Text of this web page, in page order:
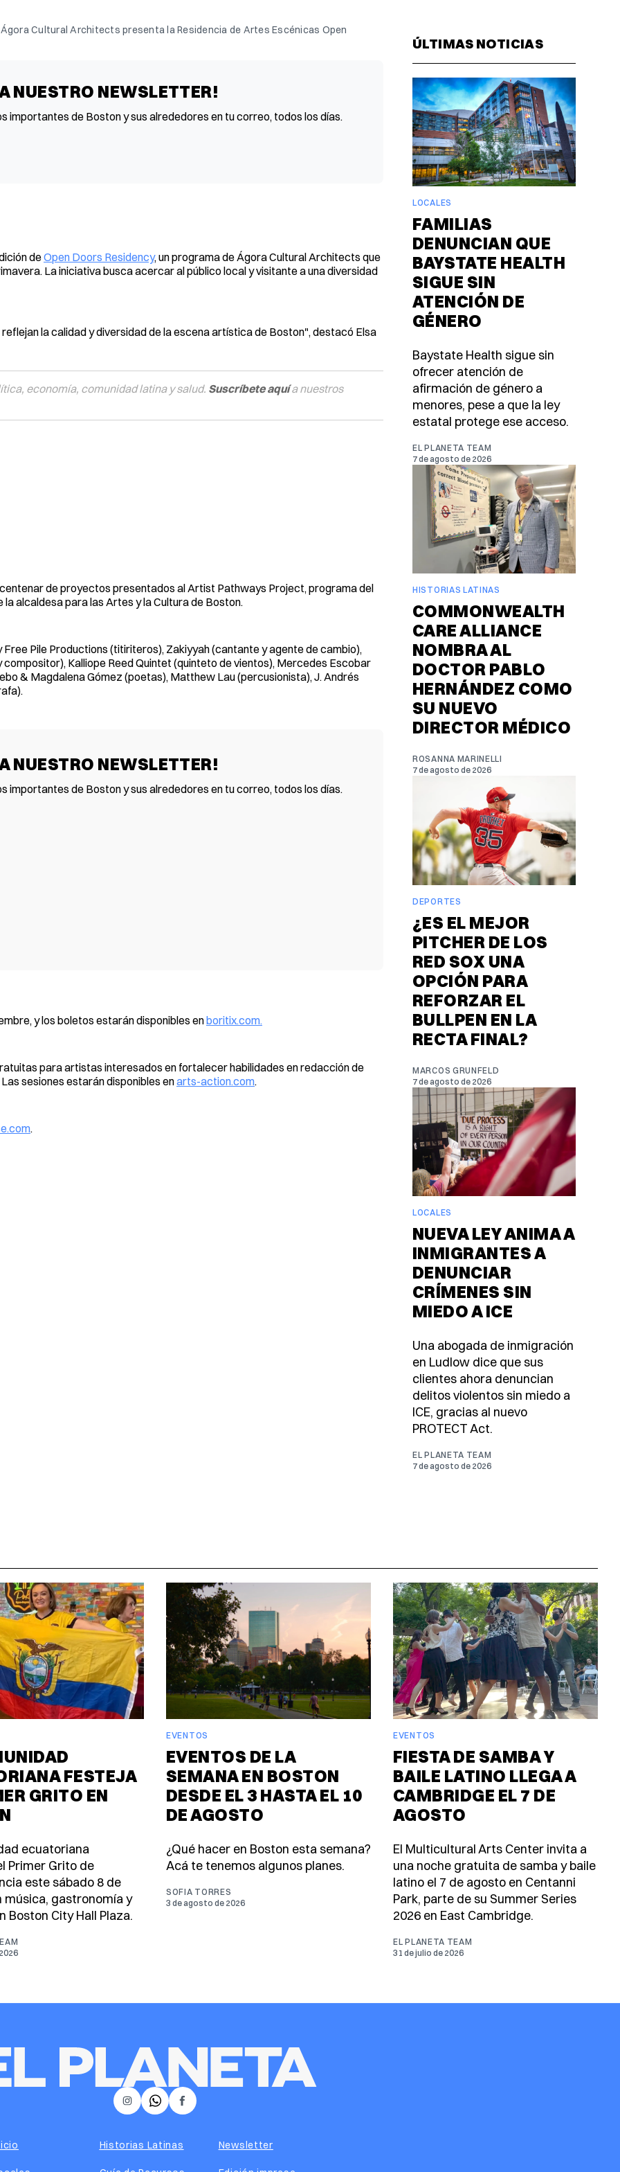
Cultural Architects presenta la Residencia de Artes Escénicas Open
NUESTRO NEWSLETTER!
importantes de Boston y sus alrededores en tu correo, todos los días.
deOpen Doors Residency, un programa de Ágora Cultural Architects que
La iniciativa busca acercar al público local y visitante a una diversidad
la calidad y diversidad de la escena artística de Boston", destacó Elsa
economía, comunidad latina y salud. Suscríbete aquía nuestros
de proyectos presentados al Artist Pathways Project, programa del
alcaldesa para las Artes y la Cultura de Boston.
Pile Productions (titiriteros), Zakiyyah (cantante y agente de cambio),
compositor), Kalliope Reed Quintet (quinteto de vientos), Mercedes Escobar
& Magdalena Gómez (poetas), Matthew Lau (percusionista), J. Andrés
NUESTRO NEWSLETTER!
importantes de Boston y sus alrededores en tu correo, todos los días.
y los boletos estarán disponibles enboritix.com.
para artistas interesados en fortalecer habilidades en redacción de
sesiones estarán disponibles enarts-action.com.
.
ÚLTIMAS NOTICIAS
LOCALES
FAMILIAS
DENUNCIAN QUE
BAYSTATE HEALTH
SIGUE SIN
ATENCIÓN DE
GÉNERO
Baystate Health sigue sin
ofrecer atención de
afirmación de género a
menores, pese a que la ley
estatal protege ese acceso.
EL PLANETA TEAM
7 de agosto de 2026
HISTORIAS LATINAS
COMMONWEALTH
CARE ALLIANCE
NOMBRA AL
DOCTOR PABLO
HERNÁNDEZ COMO
SU NUEVO
DIRECTOR MÉDICO
ROSANNA MARINELLI
7 de agosto de 2026
DEPORTES
¿ES EL MEJOR
PITCHER DE LOS
RED SOX UNA
OPCIÓN PARA
REFORZAR EL
BULLPEN EN LA
RECTA FINAL?
MARCOS GRUNFELD
7 de agosto de 2026
LOCALES
NUEVA LEY ANIMA A
INMIGRANTES A
DENUNCIAR
CRÍMENES SIN
MIEDO A ICE
Una abogada de inmigración
en Ludlow dice que sus
clientes ahora denuncian
delitos violentos sin miedo a
ICE, gracias al nuevo
PROTECT Act.
EL PLANETA TEAM
7 de agosto de 2026
FESTEJA
GRITO EN
ecuatoriana
Primer Grito de
este sábado 8 de
música, gastronomía y
Boston City Hall Plaza.
EVENTOS
EVENTOS DE LA
SEMANA EN BOSTON
DESDE EL 3 HASTA EL 10
DE AGOSTO
¿Qué hacer en Boston esta semana?
Acá te tenemos algunos planes.
SOFIA TORRES
3 de agosto de 2026
EVENTOS
FIESTA DE SAMBA Y
BAILE LATINO LLEGA A
CAMBRIDGE EL 7 DE
AGOSTO
El Multicultural Arts Center invita a
una noche gratuita de samba y baile
latino el 7 de agosto en Centanni
Park, parte de su Summer Series
2026 en East Cambridge.
EL PLANETA TEAM
31 de julio de 2026
𝕏 Facebook
Instagram
Historias Latinas Newsletter